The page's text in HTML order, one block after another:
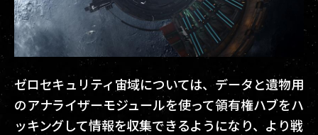
ゼロセキュリティ宙域については、データと遺物用
のアナライザーモジュールを使って領有権ハブをハ
ッキングして情報を収集できるようになり、より戦